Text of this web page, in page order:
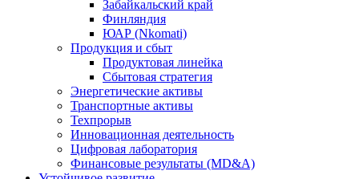
Забайкальский край
Финляндия
ЮАР (Nkomati)
Продукция и сбыт
Продуктовая линейка
Сбытовая стратегия
Энергетические активы
Транспортные активы
Техпрорыв
Инновационная деятельность
Цифровая лаборатория
Финансовые результаты (MD&A)